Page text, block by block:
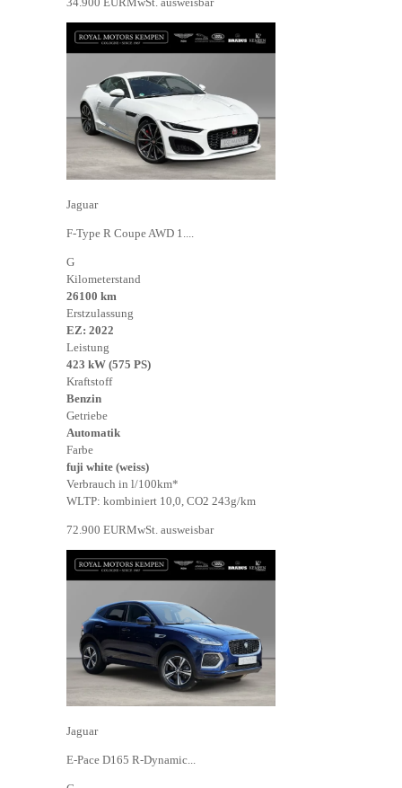
Jaguar
F-Type R Coupe AWD 1....
G
Kilometerstand
26100 km
Erstzulassung
EZ: 2022
Leistung
423 kW (575 PS)
Kraftstoff
Benzin
Getriebe
Automatik
Farbe
fuji white (weiss)
Verbrauch in l/100km*
WLTP: kombiniert 10,0, CO2 243g/km
72.900 EURMwSt. ausweisbar
Jaguar
E-Pace D165 R-Dynamic...